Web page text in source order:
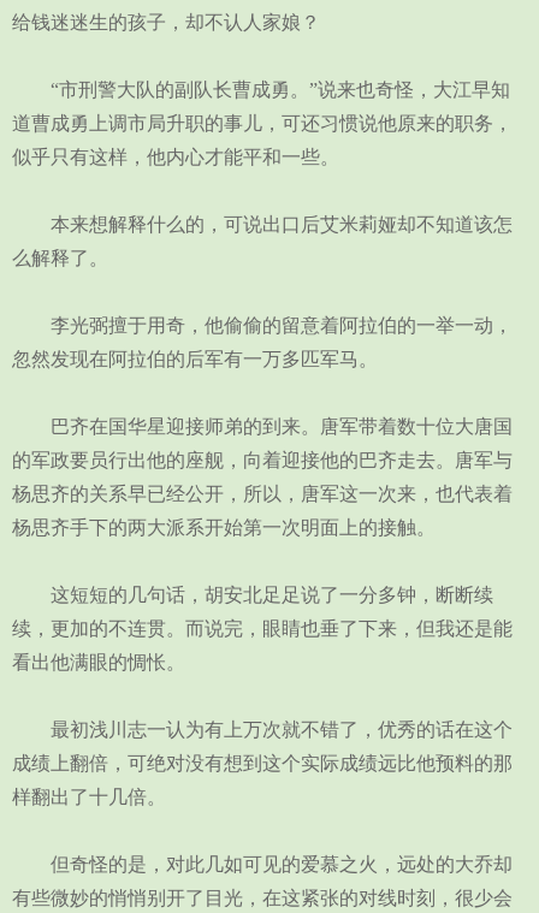
给钱迷迷生的孩子，却不认人家娘？
“市刑警大队的副队长曹成勇。”说来也奇怪，大江早知
道曹成勇上调市局升职的事儿，可还习惯说他原来的职务，
似乎只有这样，他内心才能平和一些。
本来想解释什么的，可说出口后艾米莉娅却不知道该怎
么解释了。
李光弼擅于用奇，他偷偷的留意着阿拉伯的一举一动，
忽然发现在阿拉伯的后军有一万多匹军马。
巴齐在国华星迎接师弟的到来。唐军带着数十位大唐国
的军政要员行出他的座舰，向着迎接他的巴齐走去。唐军与
杨思齐的关系早已经公开，所以，唐军这一次来，也代表着
杨思齐手下的两大派系开始第一次明面上的接触。
这短短的几句话，胡安北足足说了一分多钟，断断续
续，更加的不连贯。而说完，眼睛也垂了下来，但我还是能
看出他满眼的惆怅。
最初浅川志一认为有上万次就不错了，优秀的话在这个
成绩上翻倍，可绝对没有想到这个实际成绩远比他预料的那
样翻出了十几倍。
但奇怪的是，对此几如可见的爱慕之火，远处的大乔却
有些微妙的悄悄别开了目光，在这紧张的对线时刻，很少会